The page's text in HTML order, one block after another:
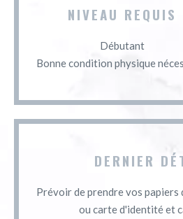
NIVEAU REQUIS
Débutant
Bonne condition physique
DERNIER
Prévoir de prendre vos
ou carte d'identité et